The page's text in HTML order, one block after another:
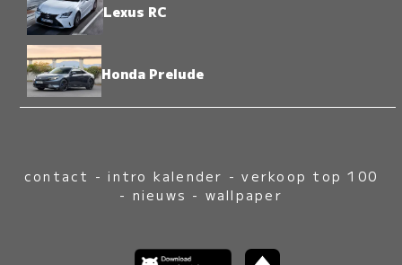
Lexus RC
Honda Prelude
contact -intro kalender -verkoop top 100
- nieuws - wallpaper